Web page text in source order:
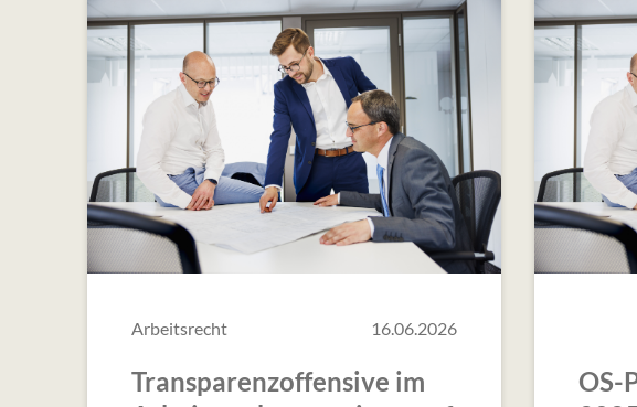
Arbeitsrecht 16.06.2026
Transparenzoffensive im
OS-